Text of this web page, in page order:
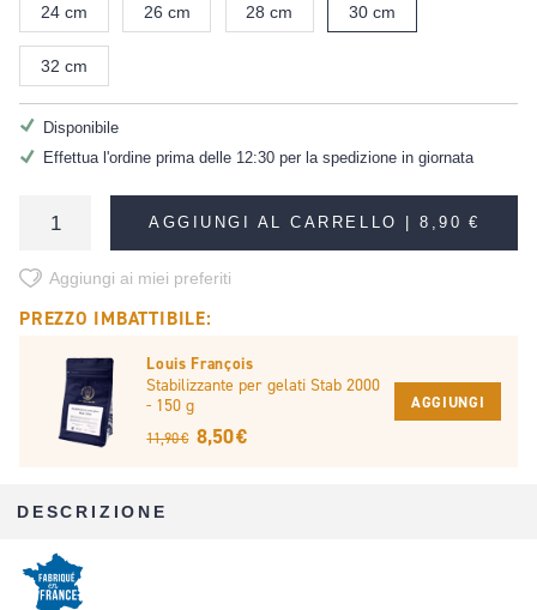
24 cm 26 cm 28 cm 30 cm
32 cm
Disponibile
Effettua l'ordine prima delle 12:30 per la spedizione in giornata
AGGIUNGI AL CARRELLO |8,90 €
Aggiungi ai miei preferiti
PREZZO IMBATTIBILE:
Louis François
Stabilizzante per gelati Stab 2000
- 150 g
11,90 € 8,50 €
AGGIUNGI
DESCRIZIONE